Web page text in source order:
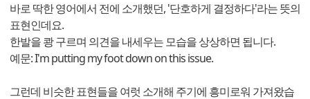
바로 딱한 영어에서 전에 소개했던, '단호하게 결정하다'라는 뜻의
표현인데요.
한발을 쾅 구르며 의견을 내세우는 모습을 상상하면 됩니다.
예문: I'm putting my foot down on this issue.
그런데 비슷한 표현들을 여럿 소개해 주기에 흥미로워 가져왔습